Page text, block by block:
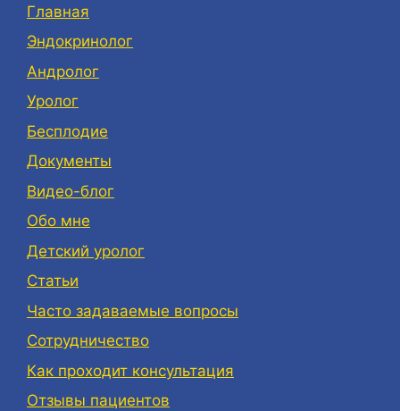
Главная
Эндокринолог
Андролог
Уролог
Бесплодие
Документы
Видео-блог
Обо мне
Детский уролог
Статьи
Часто задаваемые вопросы
Сотрудничество
Как проходит консультация
Отзывы пациентов